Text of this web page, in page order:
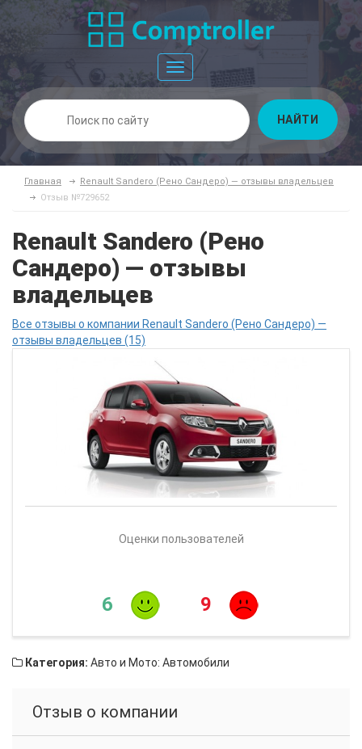
Toggle
navigation
НАЙТИ
Главная
Renault Sandero (Рено Сандеро) — отзывы владельцев
Отзыв №729652
Renault Sandero (Рено
Сандеро) — отзывы
владельцев
Все отзывы о компании Renault Sandero (Рено Сандеро) —
отзывы владельцев (15)
Оценки пользователей
6 9
Категория: Авто и Мото: Автомобили
Отзыв о компании